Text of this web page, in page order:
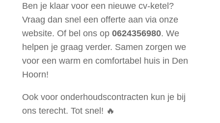
Ben je klaar voor een nieuwe cv-ketel?
Vraag dan snel een offerte aan via onze
website. Of bel ons op 0624356980. We
helpen je graag verder. Samen zorgen we
voor een warm en comfortabel huis in Den
Hoorn!
Ook voor onderhoudscontracten kun je bij
ons terecht. Tot snel! 🔥